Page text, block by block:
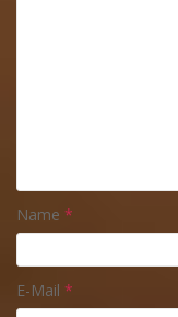
Name *
E-Mail *